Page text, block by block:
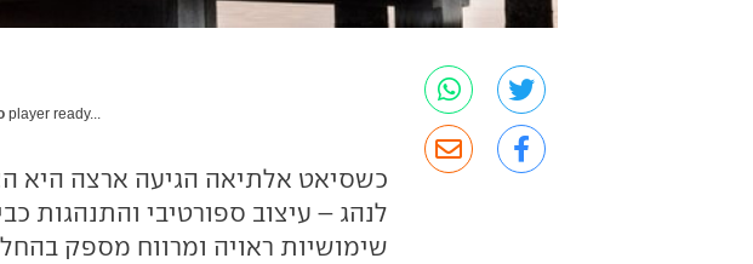
player ready...
כשסיאט אלתיאה הגיעה ארצה היא
לנהג – עיצוב ספורטיבי והתנהגות
שימושיות ראויה ומרווח מספק